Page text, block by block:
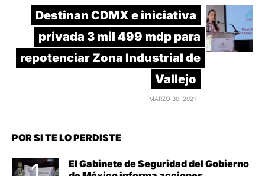
Destinan CDMX e iniciativa
privada 3 mil 499 mdp para
repotenciar Zona Industrial de
Vallejo
MARZO 30, 2021
POR SI TE LO PERDISTE
El Gabinete de Seguridad del Gobierno